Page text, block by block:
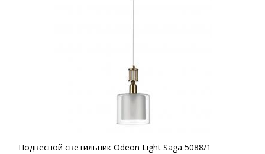
Подвесной светильник Odeon Light Saga 5088/1